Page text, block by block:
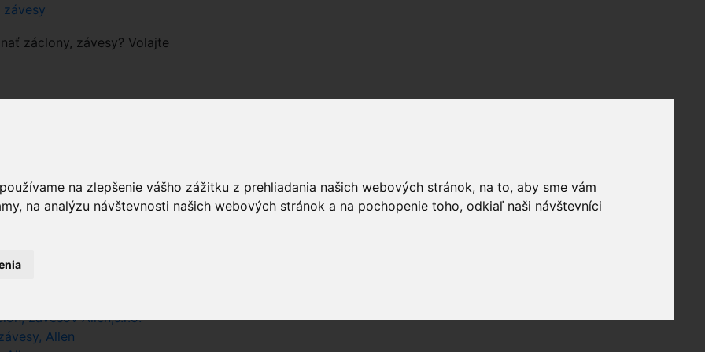
na zlepšenie vášho zážitku z prehliadania našich webových stránok, na to, aby sme vám
na analýzu návštevnosti našich webových stránok a na pochopenie toho, odkiaľ naši návštevníci
závesy
záclony, závesy? Volajte
pri hľadaní farby zadajte iba farbu
závesov Allen,s.r.o.
Allen